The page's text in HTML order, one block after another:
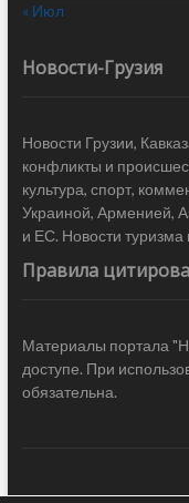
« Июл
Новости-Грузия
Новости Грузии,
конфликты и
культура, спорт,
Украиной, Арменией,
и ЕС. Новости туризма
Правила
Материалы портала
доступе. При
обязательна.